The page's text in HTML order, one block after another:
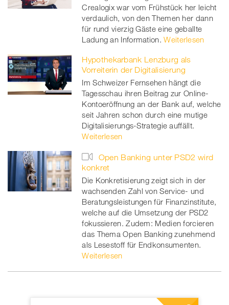
Crealogix war vom Frühstück her leicht
verdaulich, von den Themen her dann
für rund vierzig Gäste eine geballte
Ladung an Information. Weiterlesen
Hypothekarbank Lenzburg als
Vorreiterin der Digitalisierung
Im Schweizer Fernsehen hängt die
Tagesschau ihren Beitrag zur Online-
Kontoeröffnung an der Bank auf, welche
seit Jahren schon durch eine mutige
Digitalisierungs-Strategie auffällt.
Weiterlesen
Open Banking unter PSD2 wird
konkret
Die Konkretisierung zeigt sich in der
wachsenden Zahl von Service- und
Beratungsleistungen für Finanzinstitute,
welche auf die Umsetzung der PSD2
fokussieren. Zudem: Medien forcieren
das Thema Open Banking zunehmend
als Lesestoff für Endkonsumenten.
Weiterlesen